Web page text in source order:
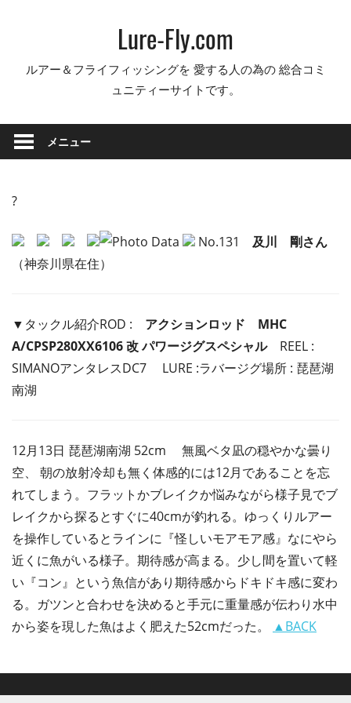
Lure-Fly.com
ルアー＆フライフィッシングを 愛する人の為の 総合コミ
ュニティーサイトです。
メニュー
?
No.131
及川 剛さん
（神奈川県在住）
▼タックル紹介ROD : アクションロッド MHC
A/CPSP280XX6106 改 パワージグスペシャル REEL :
SIMANOアンタレスDC7 LURE :ラバージグ場所 : 琵琶湖
南湖
12月13日 琵琶湖南湖 52cm 無風ベタ凪の穏やかな曇り
空、 朝の放射冷却も無く体感的には12月であることを忘
れてしまう。フラットかブレイクか悩みながら様子見でブ
レイクから探るとすぐに40cmが釣れる。ゆっくりルアー
を操作しているとラインに『怪しいモアモア感』なにやら
近くに魚がいる様子。期待感が高まる。少し間を置いて軽
い『コン』という魚信があり期待感からドキドキ感に変わ
る。ガツンと合わせを決めると手元に重量感が伝わり水中
から姿を現した魚はよく肥えた52cmだった。
▲BACK